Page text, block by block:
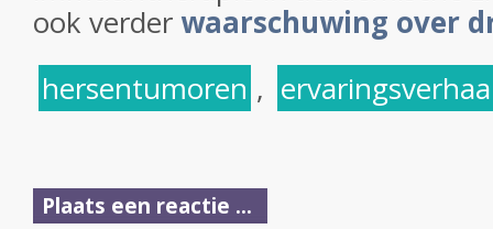
ook verder waarschuwing over
hersentumoren ,
Plaats een reactie ...